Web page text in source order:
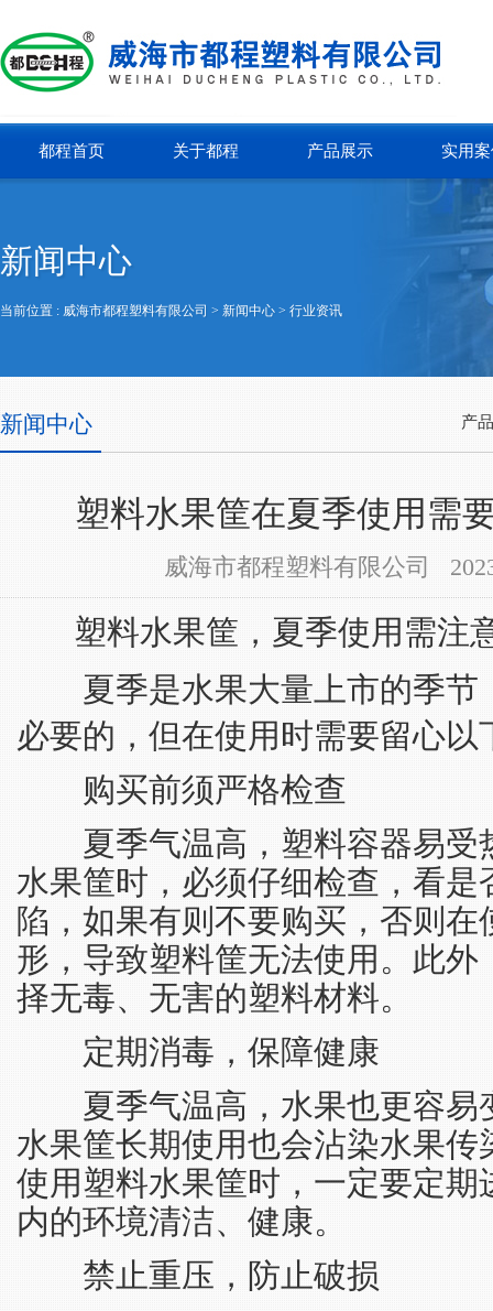
都程首页 关于都程 产品展示 实用
新闻中心
当前位置 : 威海市都程塑料有限公司 > 新闻中心 > 行业资讯
新闻中心 产
塑料水果筐在夏季使用需
威海市都程塑料有限公司
塑料水果筐，夏季使用需注
夏季是水果大量上市的季节
必要的，但在使用时需要留心以
购买前须严格检查
夏季气温高，塑料容器易受
水果筐时，必须仔细检查，看是
陷，如果有则不要购买，否则
形，导致塑料筐无法使用。此外
择无毒、无害的塑料材料。
定期消毒，保障健康
夏季气温高，水果也更容易
水果筐长期使用也会沾染水果传
使用塑料水果筐时，一定要定期
内的环境清洁、健康。
禁止重压，防止破损